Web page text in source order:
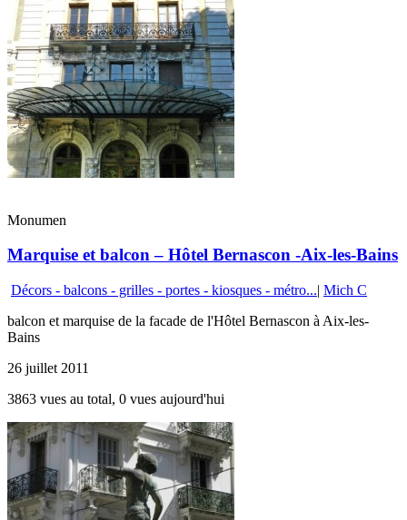
Monumen
Marquise et balcon – Hôtel Bernascon -Aix-les-Bains
Décors - balcons - grilles - portes - kiosques - métro...| Mich C
balcon et marquise de la facade de l'Hôtel Bernascon à Aix-les-
Bains
26 juillet 2011
3863 vues au total, 0 vues aujourd'hui